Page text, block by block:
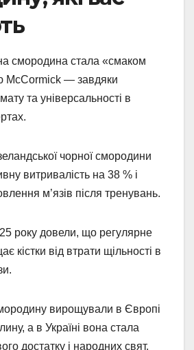
смородина стала «смаком
McCormick — завдяки
та універсальності в
чорної смородини
витривалість на 38 % і
м’язів після тренувань.
року довели, що регулярне
кістки від втрати щільності в
вирощували в Європі
а в Україні вона стала
достатку і народних свят.